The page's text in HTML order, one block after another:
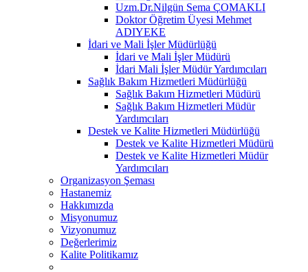
Uzm.Dr.Nilgün Sema ÇOMAKLI
Doktor Öğretim Üyesi Mehmet
ADIYEKE
İdari ve Mali İşler Müdürlüğü
İdari ve Mali İşler Müdürü
İdari Mali İşler Müdür Yardımcıları
Sağlık Bakım Hizmetleri Müdürlüğü
Sağlık Bakım Hizmetleri Müdürü
Sağlık Bakım Hizmetleri Müdür
Yardımcıları
Destek ve Kalite Hizmetleri Müdürlüğü
Destek ve Kalite Hizmetleri Müdürü
Destek ve Kalite Hizmetleri Müdür
Yardımcıları
Organizasyon Şeması
Hastanemiz
Hakkımızda
Misyonumuz
Vizyonumuz
Değerlerimiz
Kalite Politikamız